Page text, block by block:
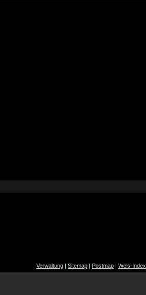
Verwaltung | Sitemap | Postmap | Wels-Index